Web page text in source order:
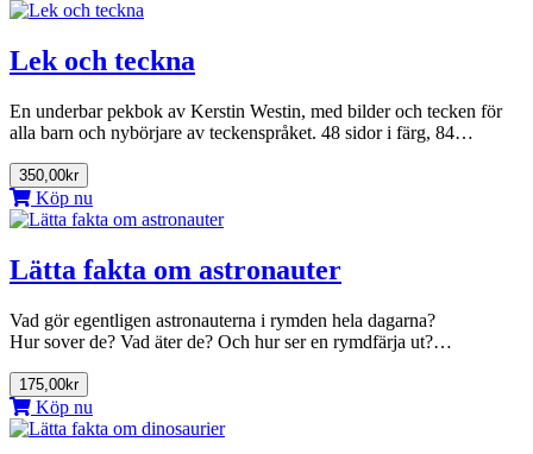
Lek och teckna
En underbar pekbok av Kerstin Westin, med bilder och tecken för
alla barn och nybörjare av teckenspråket. 48 sidor i färg, 84…
350,00kr
Köp nu
Lätta fakta om astronauter
Vad gör egentligen astronauterna i rymden hela dagarna?
Hur sover de? Vad äter de? Och hur ser en rymdfärja ut?…
175,00kr
Köp nu